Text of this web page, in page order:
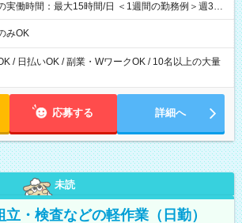
実働時間：最大15時間/日 ＜1週間の勤務例＞週3回
水・金 休み：火・木・土・日 好きな時にお仕事
し みOK
/ 日払いOK / 副業・WワークOK / 10名以上の大量
応募する 詳細へ
未読
・検査などの軽作業（日勤）